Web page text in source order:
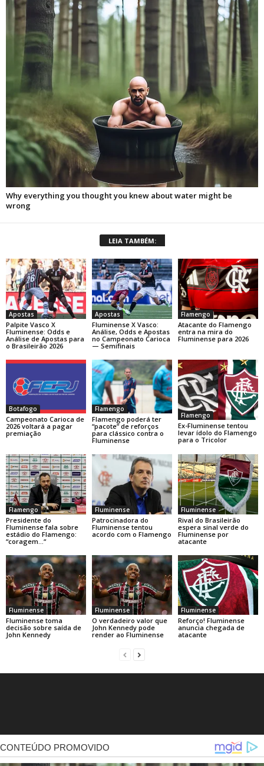
LEIA TAMBÉM:
Apostas
Palpite Vasco X
Fluminense: Odds e
Análise de Apostas para
o Brasileirão 2026
Apostas
Fluminense X Vasco:
Análise, Odds e Apostas
no Campeonato Carioca
— Semifinais
Flamengo
Atacante do Flamengo
entra na mira do
Fluminense para 2026
Botafogo
Campeonato Carioca de
2026 voltará a pagar
premiação
Flamengo
Flamengo poderá ter
“pacote” de reforços
para clássico contra o
Fluminense
Flamengo
Ex-Fluminense tentou
levar ídolo do Flamengo
para o Tricolor
Flamengo
Presidente do
Fluminense fala sobre
estádio do Flamengo:
“coragem…“
Fluminense
Patrocinadora do
Fluminense tentou
acordo com o Flamengo
Fluminense
Rival do Brasileirão
espera sinal verde do
Fluminense por
atacante
Fluminense
Fluminense toma
decisão sobre saída de
John Kennedy
Fluminense
O verdadeiro valor que
John Kennedy pode
render ao Fluminense
Fluminense
Reforço! Fluminense
anuncia chegada de
atacante